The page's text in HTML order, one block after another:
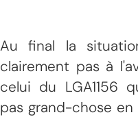
Au final la
clairement pas à
celui du LGA1156
pas grand-chose